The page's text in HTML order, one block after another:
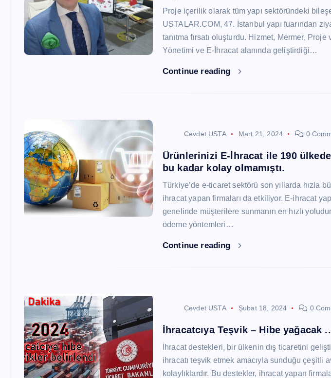
Proje içerilik olarak tüm yapı sektöründeki
USTALAR.COM, 47. İstanbul yapı fuarından
tanıtma fırsatı oluşturdu. Hizmet, Mermer,
Yönetimi ve E-İhracat alanında geliştirdiği…
Continue reading
Cevdet USTA Mart 21, 2024 0
Ürünlerinizi E-İhracat ile 190 ülkede
bu kadar kolay olmamıştı.
Türkiye’de e-ticaret sektörü son yıllarda hızla
ihracat yapan firmaları da etkiliyor. E-ihracat
genelinde müşterilere sunmanın en hızlı
ödeme yöntemleri…
Continue reading
Cevdet USTA Şubat 18, 2024 0
İhracatcıya Teşvik – Hibe yağacak ..
İhracat destekleri, bir ülkenin dış ticaretini
ihracatı teşvik etmek amacıyla sunduğu çeşitli
kolaylıklardır. Bu destekler, ihracat yapan